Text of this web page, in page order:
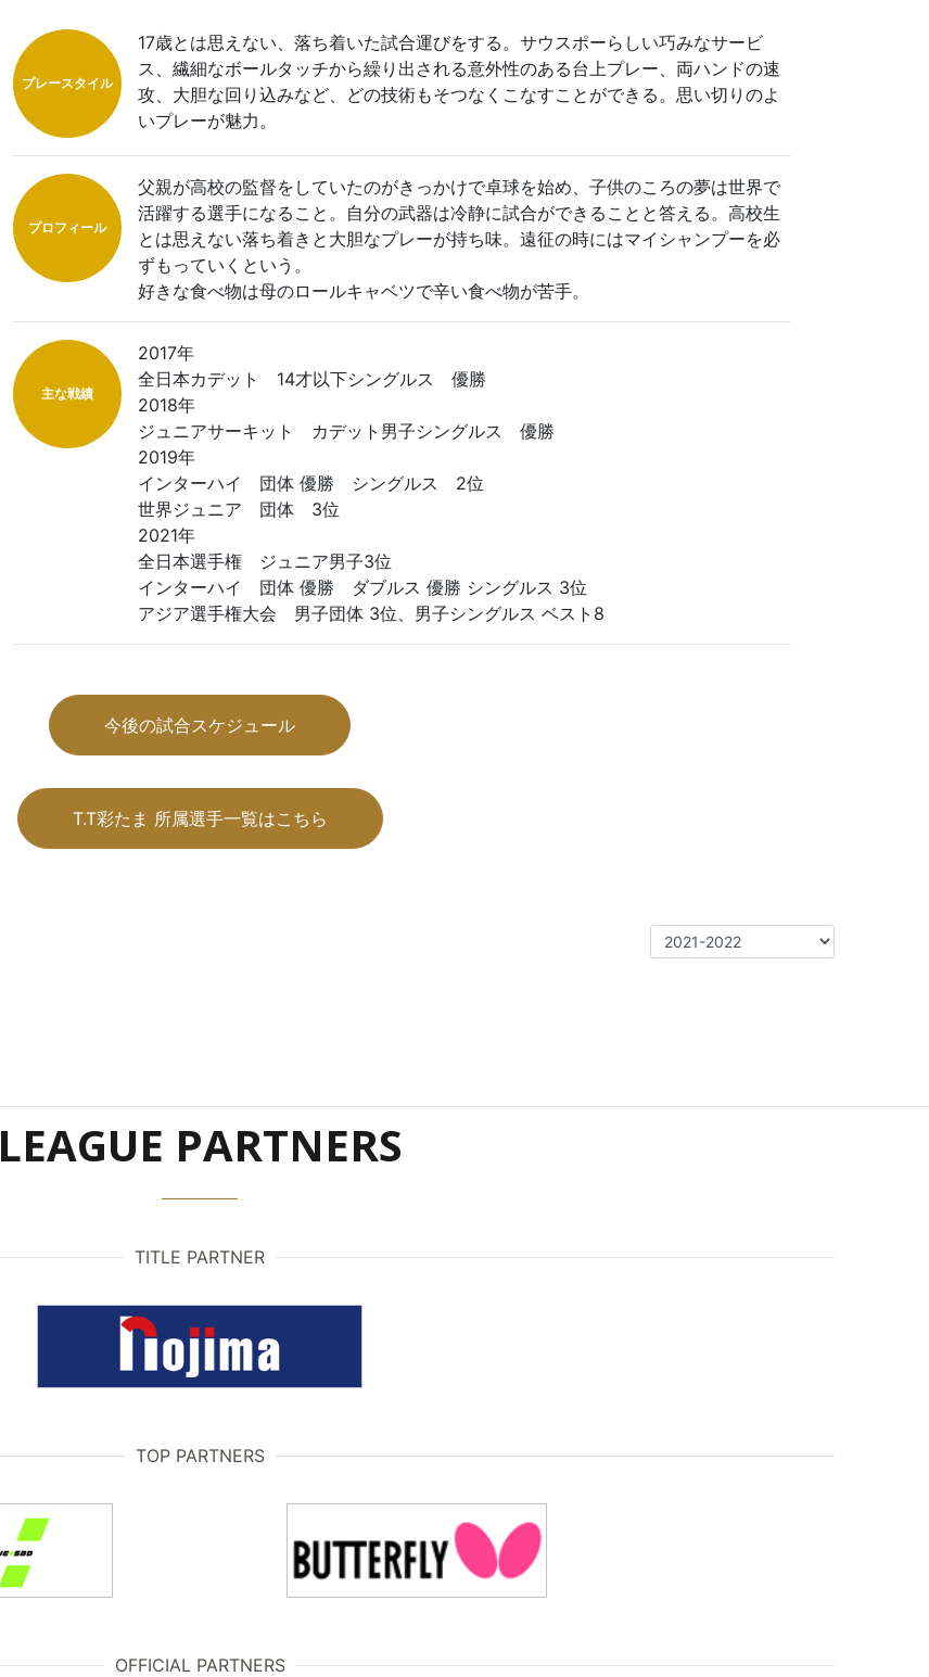
プレースタイル
17歳とは思えない、落ち着いた試合運びをする。サウスポーらしい巧みなサービ
ス、繊細なボールタッチから繰り出される意外性のある台上プレー、両ハンドの速
攻、大胆な回り込みなど、どの技術もそつなくこなすことができる。思い切りのよ
いプレーが魅力。
プロフィール
父親が高校の監督をしていたのがきっかけで卓球を始め、子供のころの夢は世界で
活躍する選手になること。自分の武器は冷静に試合ができることと答える。高校生
とは思えない落ち着きと大胆なプレーが持ち味。遠征の時にはマイシャンプーを必
ずもっていくという。
好きな食べ物は母のロールキャベツで辛い食べ物が苦手。
主な戦績
2017年
全日本カデット 14才以下シングルス 優勝
2018年
ジュニアサーキット カデット男子シングルス 優勝
2019年
インターハイ 団体 優勝 シングルス 2位
世界ジュニア 団体 3位
2021年
全日本選手権 ジュニア男子3位
インターハイ 団体 優勝 ダブルス 優勝 シングルス 3位
アジア選手権大会 男子団体 3位、男子シングルス ベスト8
今後の試合スケジュール
T.T彩たま 所属選手一覧はこちら
LEAGUE PARTNERS
TITLE PARTNER
TOP PARTNERS
OFFICIAL PARTNERS